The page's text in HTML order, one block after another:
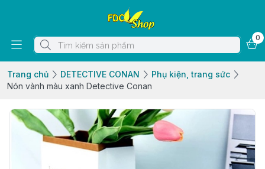
0
Trang chủ DETECTIVE CONAN
Phụ kiện, trang sức
Nón vành màu xanh Detective Conan